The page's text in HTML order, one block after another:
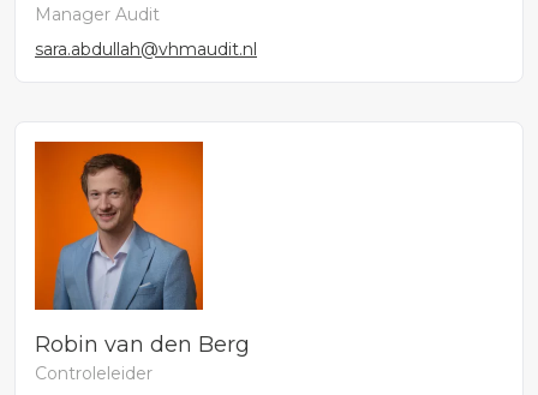
Manager Audit
sara.abdullah@vhmaudit.nl
Robin van den Berg
Controleleider